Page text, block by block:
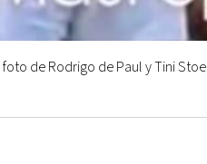
foto de Rodrigo de Paul y Tini